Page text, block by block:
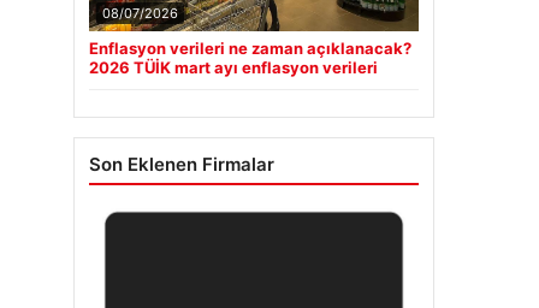
08/07/2026
Enflasyon verileri ne zaman açıklanacak?
2026 TÜİK mart ayı enflasyon verileri
Son Eklenen Firmalar